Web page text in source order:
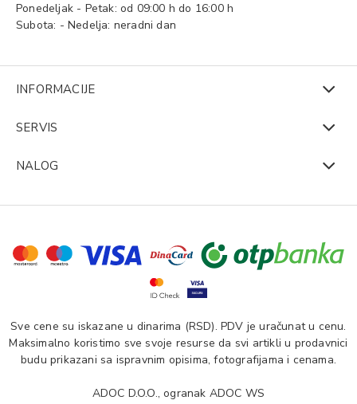
Ponedeljak - Petak: od 09:00 h do 16:00 h
Subota: - Nedelja: neradni dan
INFORMACIJE
SERVIS
NALOG
Sve cene su iskazane u dinarima (RSD). PDV je uračunat u cenu.
Maksimalno koristimo sve svoje resurse da svi artikli u prodavnici
budu prikazani sa ispravnim opisima, fotografijama i cenama.
ADOC D.O.O., ogranak ADOC WS